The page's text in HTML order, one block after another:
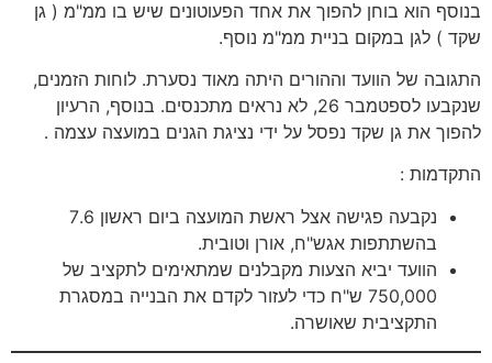
בנוסף הוא בוחן להפוך את אחד הפעוטונים שיש בו ממ"מ ( גן
שקד ) לגן במקום בניית ממ"מ נוסף.
התגובה של הוועד וההורים היתה מאוד נסערת. לוחות הזמנים,
שנקבעו לספטמבר 26, לא נראים מתכנסים. בנוסף, הרעיון
להפוך את גן שקד נפסל על ידי נציגת הגנים במועצה עצמה .
התקדמות :
נקבעה פגישה אצל ראשת המועצה ביום ראשון 7.6
בהשתתפות אגש"ח, אורן וטובית.
הוועד יביא הצעות מקבלנים שמתאימים לתקציב של
750,000 ש"ח כדי לעזור לקדם את הבנייה במסגרת
התקציבית שאושרה.